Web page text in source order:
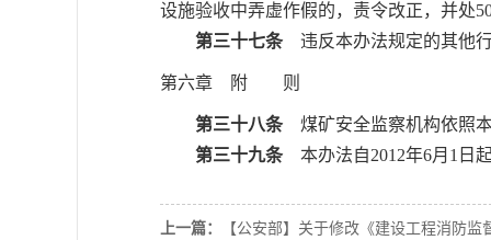
设施验收中弄虚作假的，责令改正，并处
第三十七条违反本办法规定的其他行
第六章 附 则
第三十八条煤矿安全监察机构依照本
第三十九条本办法自2012年6月1日
上一篇：
【公安部】关于修改《建设工程消防监